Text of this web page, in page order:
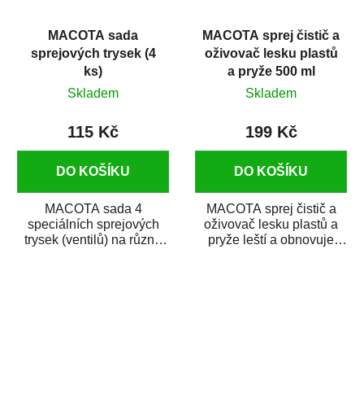
MACOTA sada
sprejových trysek (4
ks)
Skladem
115 Kč
DO KOŠÍKU
MACOTA sada 4
speciálních sprejových
trysek (ventilů) na různé
MACOTA sprej čistič a
oživovač lesku plastů
a pryže 500 ml
Skladem
199 Kč
DO KOŠÍKU
MACOTA sprej čistič a
oživovač lesku plastů a
pryže leští a obnovuje